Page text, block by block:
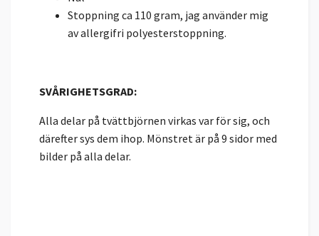
Stoppning ca 110 gram, jag använder mig
av allergifri polyesterstoppning.
SVÅRIGHETSGRAD:
Alla delar på tvättbjörnen virkas var för sig, och
därefter sys dem ihop. Mönstret är på 9 sidor med
bilder på alla delar.